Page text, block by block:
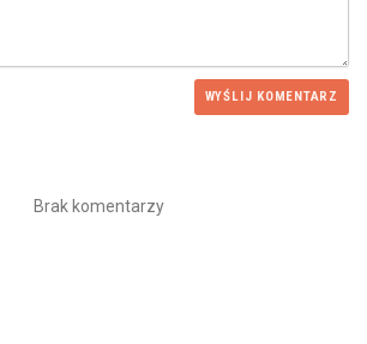
WYŚLIJ KOMENTARZ
Brak komentarzy